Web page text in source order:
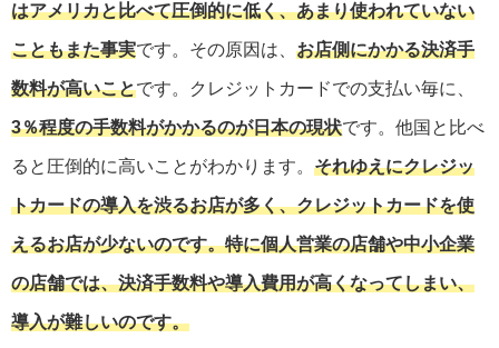
はアメリカと比べて圧倒的に低く、あまり使われていない
こともまた事実です。その原因は、 お店側にかかる決済手
数料が高いことです。クレジットカードでの支払い毎に、
3％程度の手数料がかかるのが日本の現状です。他国と比べ
ると圧倒的に高いことがわかります。 それゆえにクレジッ
トカードの導入を渋るお店が多く、クレジットカードを使
えるお店が少ないのです。特に個人営業の店舗や中小企業
の店舗では、決済手数料や導入費用が高くなってしまい、
導入が難しいのです。